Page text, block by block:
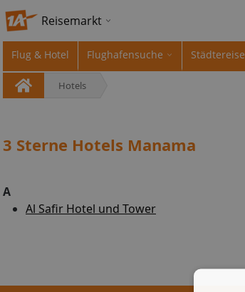
Reisemarkt
Flug & Hotel Flughafensuche Städtereise
Hotels
3 Sterne Hotels Manama
A
Al Safir Hotel und Tower